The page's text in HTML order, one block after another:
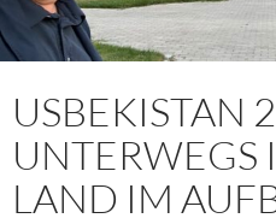
USBEKISTAN
UNTERWEGS
LAND IM